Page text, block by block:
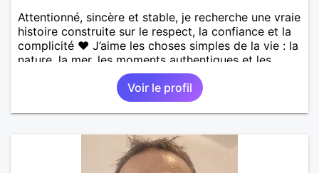
Attentionné, sincère et stable, je recherche une vraie
histoire construite sur le respect, la confiance et la
complicité ❤️ J’aime les choses simples de la vie : la
nature, la mer, les moments authentiques et les
personnes au grand cœur 🌊🌿 Très câlin et
affectueux, j’adore les petits moments de tendresse
et les calinous réguliers 😊❤️ La solitude finit parfois
par peser, alors si tu es en Nouvelle-Calédonie et
temps de discuter… et laissons l’avenir nous guider
Voir le profil